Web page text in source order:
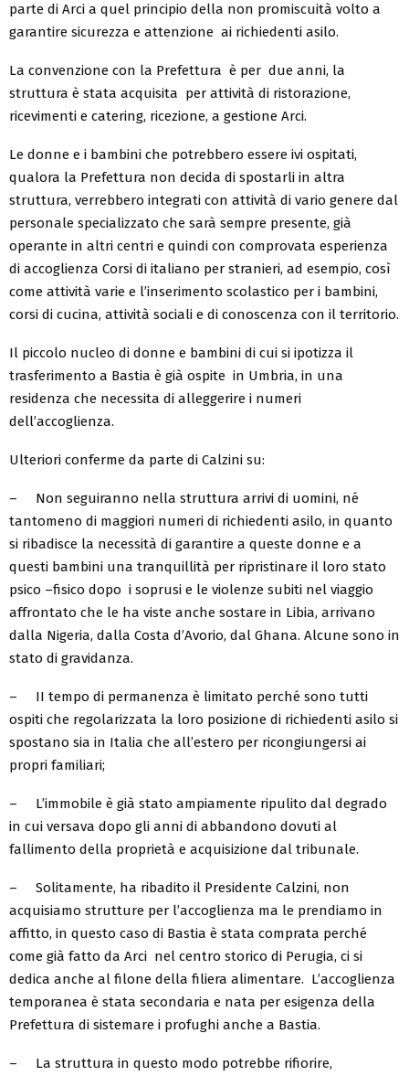
parte di Arci a quel principio della non promiscuità volto a
garantire sicurezza e attenzione ai richiedenti asilo.
La convenzione con la Prefettura è per due anni, la
struttura è stata acquisita per attività di ristorazione,
ricevimenti e catering, ricezione, a gestione Arci.
Le donne e i bambini che potrebbero essere ivi ospitati,
qualora la Prefettura non decida di spostarli in altra
struttura, verrebbero integrati con attività di vario genere dal
personale specializzato che sarà sempre presente, già
operante in altri centri e quindi con comprovata esperienza
di accoglienza Corsi di italiano per stranieri, ad esempio, così
come attività varie e l’inserimento scolastico per i bambini,
corsi di cucina, attività sociali e di conoscenza con il territorio.
Il piccolo nucleo di donne e bambini di cui si ipotizza il
trasferimento a Bastia è già ospite in Umbria, in una
residenza che necessita di alleggerire i numeri
dell’accoglienza.
Ulteriori conferme da parte di Calzini su:
– Non seguiranno nella struttura arrivi di uomini, né
tantomeno di maggiori numeri di richiedenti asilo, in quanto
si ribadisce la necessità di garantire a queste donne e a
questi bambini una tranquillità per ripristinare il loro stato
psico –fisico dopo i soprusi e le violenze subiti nel viaggio
affrontato che le ha viste anche sostare in Libia, arrivano
dalla Nigeria, dalla Costa d’Avorio, dal Ghana. Alcune sono in
stato di gravidanza.
– II tempo di permanenza è limitato perché sono tutti
ospiti che regolarizzata la loro posizione di richiedenti asilo si
spostano sia in Italia che all’estero per ricongiungersi ai
propri familiari;
– L’immobile è già stato ampiamente ripulito dal degrado
in cui versava dopo gli anni di abbandono dovuti al
fallimento della proprietà e acquisizione dal tribunale.
– Solitamente, ha ribadito il Presidente Calzini, non
acquisiamo strutture per l’accoglienza ma le prendiamo in
affitto, in questo caso di Bastia è stata comprata perché
come già fatto da Arci nel centro storico di Perugia, ci si
dedica anche al filone della filiera alimentare. L’accoglienza
temporanea è stata secondaria e nata per esigenza della
Prefettura di sistemare i profughi anche a Bastia.
– La struttura in questo modo potrebbe rifiorire,